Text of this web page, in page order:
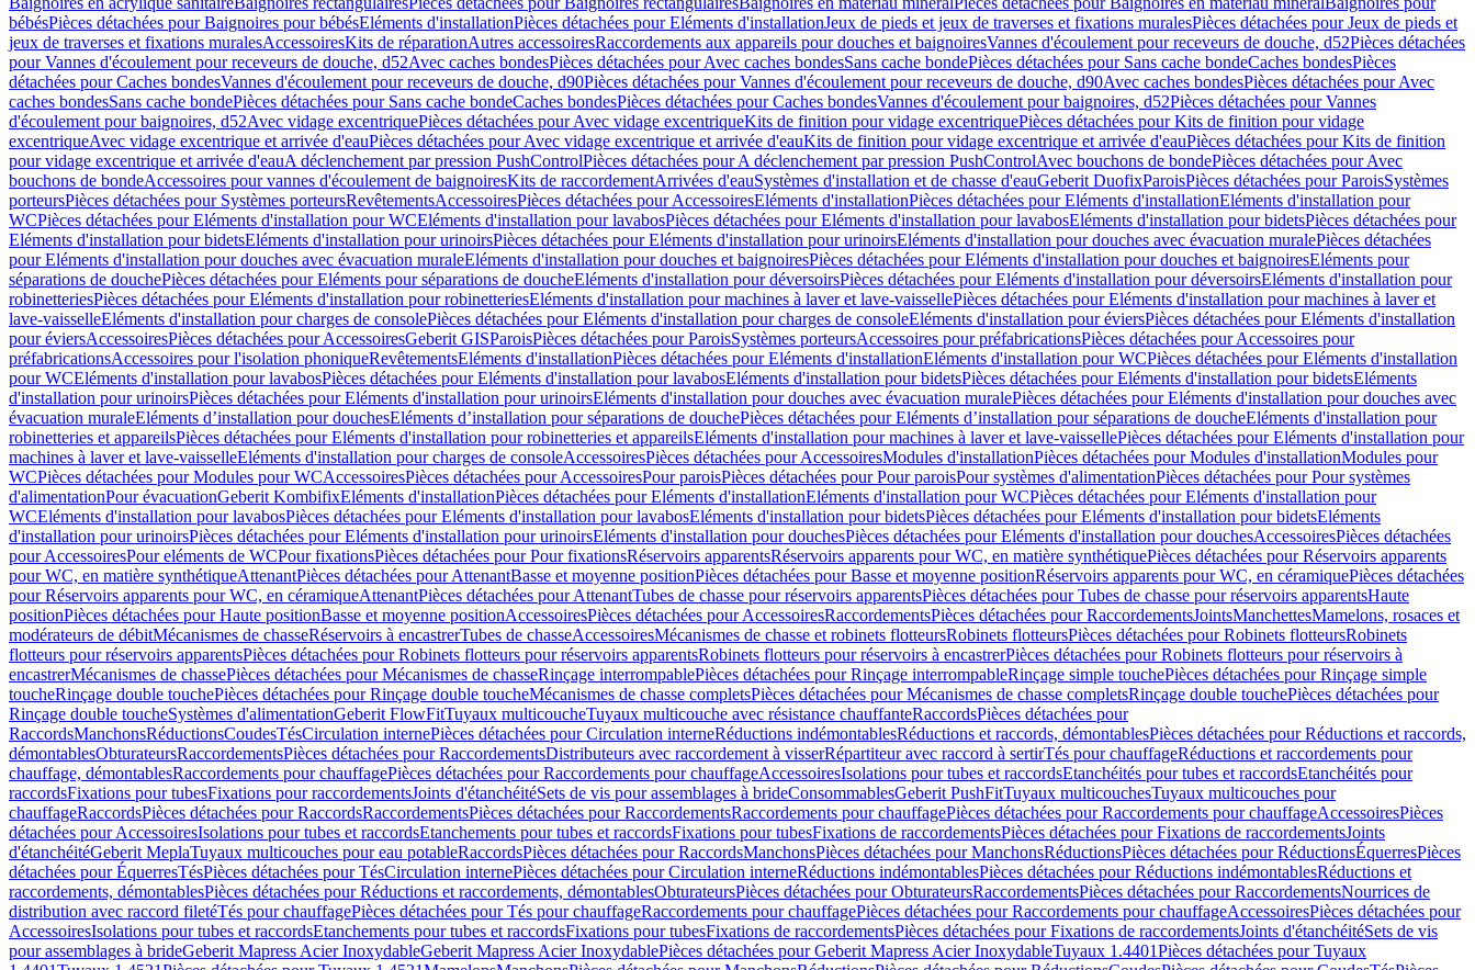
bébésPièces détachées pour Baignoires pour bébésEléments d'installationPièces détachées pour Eléments d'installationJeux de pieds et jeux de traverses et fixations muralesPièces détachées pour Jeux de pieds et
jeux de traverses et fixations muralesAccessoiresKits de réparationAutres accessoiresRaccordements aux appareils pour douches et baignoiresVannes d'écoulement pour receveurs de douche, d52Pièces détachées
pour Vannes d'écoulement pour receveurs de douche, d52Avec caches bondesPièces détachées pour Avec caches bondesSans cache bondePièces détachées pour Sans cache bondeCaches bondesPièces
détachées pour Caches bondesVannes d'écoulement pour receveurs de douche, d90Pièces détachées pour Vannes d'écoulement pour receveurs de douche, d90Avec caches bondesPièces détachées pour Avec
caches bondesSans cache bondePièces détachées pour Sans cache bondeCaches bondesPièces détachées pour Caches bondesVannes d'écoulement pour baignoires, d52Pièces détachées pour Vannes
d'écoulement pour baignoires, d52Avec vidage excentriquePièces détachées pour Avec vidage excentriqueKits de finition pour vidage excentriquePièces détachées pour Kits de finition pour vidage
excentriqueAvec vidage excentrique et arrivée d'eauPièces détachées pour Avec vidage excentrique et arrivée d'eauKits de finition pour vidage excentrique et arrivée d'eauPièces détachées pour Kits de finition
pour vidage excentrique et arrivée d'eauA déclenchement par pression PushControlPièces détachées pour A déclenchement par pression PushControlAvec bouchons de bondePièces détachées pour Avec
bouchons de bondeAccessoires pour vannes d'écoulement de baignoiresKits de raccordementArrivées d'eauSystèmes d'installation et de chasse d'eauGeberit DuofixParoisPièces détachées pour ParoisSystèmes
porteursPièces détachées pour Systèmes porteursRevêtementsAccessoiresPièces détachées pour AccessoiresEléments d'installationPièces détachées pour Eléments d'installationEléments d'installation pour
WCPièces détachées pour Eléments d'installation pour WCEléments d'installation pour lavabosPièces détachées pour Eléments d'installation pour lavabosEléments d'installation pour bidetsPièces détachées pour
Eléments d'installation pour bidetsEléments d'installation pour urinoirsPièces détachées pour Eléments d'installation pour urinoirsEléments d'installation pour douches avec évacuation muralePièces détachées
pour Eléments d'installation pour douches avec évacuation muraleEléments d'installation pour douches et baignoiresPièces détachées pour Eléments d'installation pour douches et baignoiresEléments pour
séparations de douchePièces détachées pour Eléments pour séparations de doucheEléments d'installation pour déversoirsPièces détachées pour Eléments d'installation pour déversoirsEléments d'installation pour
robinetteriesPièces détachées pour Eléments d'installation pour robinetteriesEléments d'installation pour machines à laver et lave-vaissellePièces détachées pour Eléments d'installation pour machines à laver et
lave-vaisselleEléments d'installation pour charges de consolePièces détachées pour Eléments d'installation pour charges de consoleEléments d'installation pour éviersPièces détachées pour Eléments d'installation
pour éviersAccessoiresPièces détachées pour AccessoiresGeberit GISParoisPièces détachées pour ParoisSystèmes porteursAccessoires pour préfabricationsPièces détachées pour Accessoires pour
préfabricationsAccessoires pour l'isolation phoniqueRevêtementsEléments d'installationPièces détachées pour Eléments d'installationEléments d'installation pour WCPièces détachées pour Eléments d'installation
pour WCEléments d'installation pour lavabosPièces détachées pour Eléments d'installation pour lavabosEléments d'installation pour bidetsPièces détachées pour Eléments d'installation pour bidetsEléments
d'installation pour urinoirsPièces détachées pour Eléments d'installation pour urinoirsEléments d'installation pour douches avec évacuation muralePièces détachées pour Eléments d'installation pour douches avec
évacuation muraleEléments d’installation pour douchesEléments d’installation pour séparations de douchePièces détachées pour Eléments d’installation pour séparations de doucheEléments d'installation pour
robinetteries et appareilsPièces détachées pour Eléments d'installation pour robinetteries et appareilsEléments d'installation pour machines à laver et lave-vaissellePièces détachées pour Eléments d'installation pour
machines à laver et lave-vaisselleEléments d'installation pour charges de consoleAccessoiresPièces détachées pour AccessoiresModules d'installationPièces détachées pour Modules d'installationModules pour
WCPièces détachées pour Modules pour WCAccessoiresPièces détachées pour AccessoiresPour paroisPièces détachées pour Pour paroisPour systèmes d'alimentationPièces détachées pour Pour systèmes
d'alimentationPour évacuationGeberit KombifixEléments d'installationPièces détachées pour Eléments d'installationEléments d'installation pour WCPièces détachées pour Eléments d'installation pour
WCEléments d'installation pour lavabosPièces détachées pour Eléments d'installation pour lavabosEléments d'installation pour bidetsPièces détachées pour Eléments d'installation pour bidetsEléments
d'installation pour urinoirsPièces détachées pour Eléments d'installation pour urinoirsEléments d'installation pour douchesPièces détachées pour Eléments d'installation pour douchesAccessoiresPièces détachées
pour AccessoiresPour eléments de WCPour fixationsPièces détachées pour Pour fixationsRéservoirs apparentsRéservoirs apparents pour WC, en matière synthétiquePièces détachées pour Réservoirs apparents
pour WC, en matière synthétiqueAttenantPièces détachées pour AttenantBasse et moyenne positionPièces détachées pour Basse et moyenne positionRéservoirs apparents pour WC, en céramiquePièces détachées
pour Réservoirs apparents pour WC, en céramiqueAttenantPièces détachées pour AttenantTubes de chasse pour réservoirs apparentsPièces détachées pour Tubes de chasse pour réservoirs apparentsHaute
positionPièces détachées pour Haute positionBasse et moyenne positionAccessoiresPièces détachées pour AccessoiresRaccordementsPièces détachées pour RaccordementsJointsManchettesMamelons, rosaces et
modérateurs de débitMécanismes de chasseRéservoirs à encastrerTubes de chasseAccessoiresMécanismes de chasse et robinets flotteursRobinets flotteursPièces détachées pour Robinets flotteursRobinets
flotteurs pour réservoirs apparentsPièces détachées pour Robinets flotteurs pour réservoirs apparentsRobinets flotteurs pour réservoirs à encastrerPièces détachées pour Robinets flotteurs pour réservoirs à
encastrerMécanismes de chassePièces détachées pour Mécanismes de chasseRinçage interrompablePièces détachées pour Rinçage interrompableRinçage simple touchePièces détachées pour Rinçage simple
toucheRinçage double touchePièces détachées pour Rinçage double toucheMécanismes de chasse completsPièces détachées pour Mécanismes de chasse completsRinçage double touchePièces détachées pour
Rinçage double toucheSystèmes d'alimentationGeberit FlowFitTuyaux multicoucheTuyaux multicouche avec résistance chauffanteRaccordsPièces détachées pour
RaccordsManchonsRéductionsCoudesTésCirculation internePièces détachées pour Circulation interneRéductions indémontablesRéductions et raccords, démontablesPièces détachées pour Réductions et raccords,
démontablesObturateursRaccordementsPièces détachées pour RaccordementsDistributeurs avec raccordement à visserRépartiteur avec raccord à sertirTés pour chauffageRéductions et raccordements pour
chauffage, démontablesRaccordements pour chauffagePièces détachées pour Raccordements pour chauffageAccessoiresIsolations pour tubes et raccordsEtanchéités pour tubes et raccordsEtanchéités pour
raccordsFixations pour tubesFixations pour raccordementsJoints d'étanchéitéSets de vis pour assemblages à brideConsommablesGeberit PushFitTuyaux multicouchesTuyaux multicouches pour
chauffageRaccordsPièces détachées pour RaccordsRaccordementsPièces détachées pour RaccordementsRaccordements pour chauffagePièces détachées pour Raccordements pour chauffageAccessoiresPièces
détachées pour AccessoiresIsolations pour tubes et raccordsEtanchements pour tubes et raccordsFixations pour tubesFixations de raccordementsPièces détachées pour Fixations de raccordementsJoints
d'étanchéitéGeberit MeplaTuyaux multicouches pour eau potableRaccordsPièces détachées pour RaccordsManchonsPièces détachées pour ManchonsRéductionsPièces détachées pour RéductionsÉquerresPièces
détachées pour ÉquerresTésPièces détachées pour TésCirculation internePièces détachées pour Circulation interneRéductions indémontablesPièces détachées pour Réductions indémontablesRéductions et
raccordements, démontablesPièces détachées pour Réductions et raccordements, démontablesObturateursPièces détachées pour ObturateursRaccordementsPièces détachées pour RaccordementsNourrices de
distribution avec raccord filetéTés pour chauffagePièces détachées pour Tés pour chauffageRaccordements pour chauffagePièces détachées pour Raccordements pour chauffageAccessoiresPièces détachées pour
AccessoiresIsolations pour tubes et raccordsEtanchements pour tubes et raccordsFixations pour tubesFixations de raccordementsPièces détachées pour Fixations de raccordementsJoints d'étanchéitéSets de vis
pour assemblages à brideGeberit Mapress Acier InoxydableGeberit Mapress Acier InoxydablePièces détachées pour Geberit Mapress Acier InoxydableTuyaux 1.4401Pièces détachées pour Tuyaux